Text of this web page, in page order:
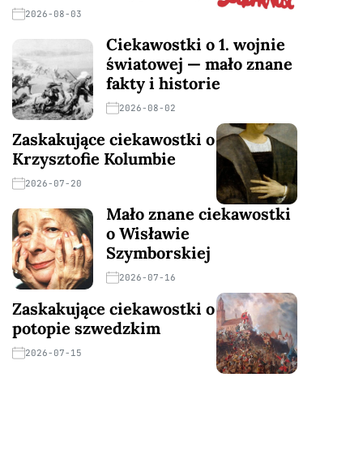
2026-08-03
Ciekawostki o 1. wojnie
światowej — mało znane
fakty i historie
2026-08-02
Zaskakujące ciekawostki o
Krzysztofie Kolumbie
2026-07-20
Mało znane ciekawostki
o Wisławie
Szymborskiej
2026-07-16
Zaskakujące ciekawostki o
potopie szwedzkim
2026-07-15